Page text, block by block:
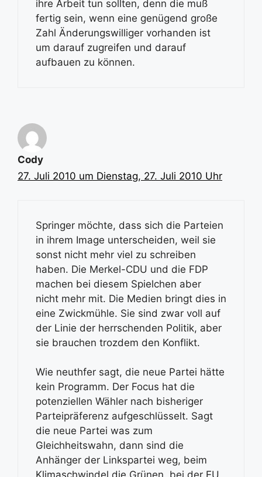
ihre Arbeit tun sollten, denn die muß
fertig sein, wenn eine genügend große
Zahl Änderungswilliger vorhanden ist
um darauf zugreifen und darauf
aufbauen zu können.
Cody
27. Juli 2010 um Dienstag, 27. Juli 2010 Uhr
Springer möchte, dass sich die Parteien
in ihrem Image unterscheiden, weil sie
sonst nicht mehr viel zu schreiben
haben. Die Merkel-CDU und die FDP
machen bei diesem Spielchen aber
nicht mehr mit. Die Medien bringt dies in
eine Zwickmühle. Sie sind zwar voll auf
der Linie der herrschenden Politik, aber
sie brauchen trozdem den Konflikt.
Wie neuthfer sagt, die neue Partei hätte
kein Programm. Der Focus hat die
potenziellen Wähler nach bisheriger
Parteipräferenz aufgeschlüsselt. Sagt
die neue Partei was zum
Gleichheitswahn, dann sind die
Anhänger der Linkspartei weg, beim